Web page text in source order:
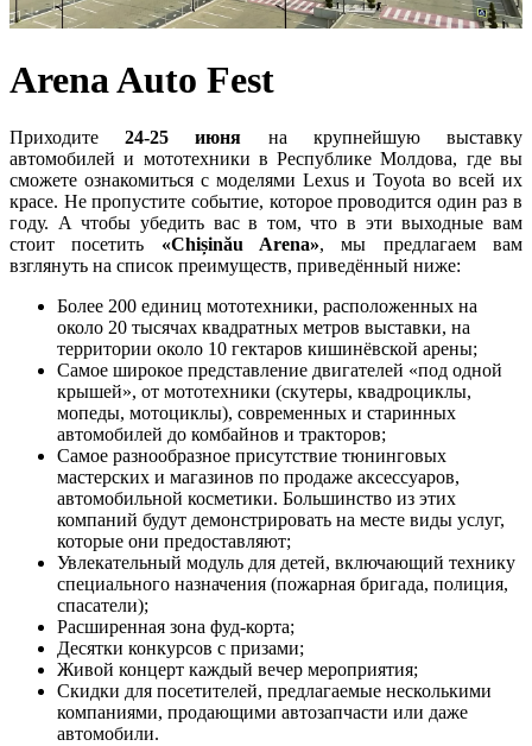
Arena Auto Fest
Приходите24-25 июня на крупнейшую выставку
автомобилей и мототехники в Республике Молдова, где вы
сможете ознакомиться с моделями Lexus и Toyota во всей их
красе. Не пропустите событие, которое проводится один раз в
году. А чтобы убедить вас в том, что в эти выходные вам
стоит посетить «Chișinău Arena», мы предлагаем вам
взглянуть на список преимуществ, приведённый ниже:
Более 200 единиц мототехники, расположенных на
около 20 тысячах квадратных метров выставки, на
территории около 10 гектаров кишинёвской арены;
Самое широкое представление двигателей «под одной
крышей», от мототехники (скутеры, квадроциклы,
мопеды, мотоциклы), современных и старинных
автомобилей до комбайнов и тракторов;
Самое разнообразное присутствие тюнинговых
мастерских и магазинов по продаже аксессуаров,
автомобильной косметики. Большинство из этих
компаний будут демонстрировать на месте виды услуг,
которые они предоставляют;
Увлекательный модуль для детей, включающий технику
специального назначения (пожарная бригада, полиция,
спасатели);
Расширенная зона фуд-корта;
Десятки конкурсов с призами;
Живой концерт каждый вечер мероприятия;
Скидки для посетителей, предлагаемые несколькими
компаниями, продающими автозапчасти или даже
автомобили.